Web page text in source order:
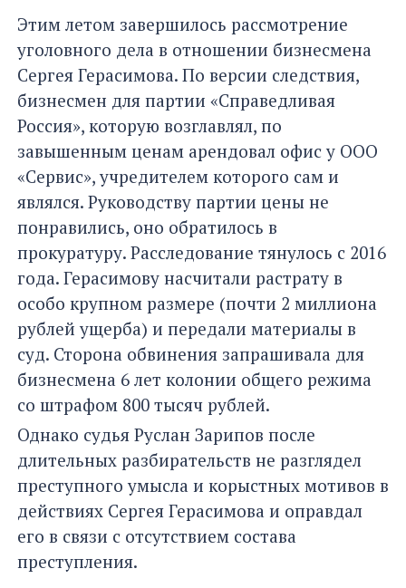
Этим летом завершилось рассмотрение
уголовного дела в отношении бизнесмена
Сергея Герасимова. По версии следствия,
бизнесмен для партии «Справедливая
Россия», которую возглавлял, по
завышенным ценам арендовал офис у ООО
«Сервис», учредителем которого сам и
являлся. Руководству партии цены не
понравились, оно обратилось в
прокуратуру. Расследование тянулось с 2016
года. Герасимову насчитали растрату в
особо крупном размере (почти 2 миллиона
рублей ущерба) и передали материалы в
суд. Сторона обвинения запрашивала для
бизнесмена 6 лет колонии общего режима
со штрафом 800 тысяч рублей.
Однако судья Руслан Зарипов после
длительных разбирательств не разглядел
преступного умысла и корыстных мотивов в
действиях Сергея Герасимова и оправдал
его в связи с отсутствием состава
преступления.